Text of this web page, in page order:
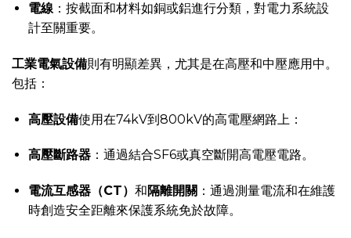
電線：按截面和材料如銅或鋁進行分類，對電力系統設
計至關重要。
工業電氣設備則有明顯差異，尤其是在高壓和中壓應用中。
包括：
高壓設備使用在74kV到800kV的高電壓網路上：
高壓斷路器：通過結合SF6或真空斷開高電壓電路。
電流互感器（CT） 和隔離開關 ：通過測量電流和在維護
時創造安全距離來保護系統免於故障。